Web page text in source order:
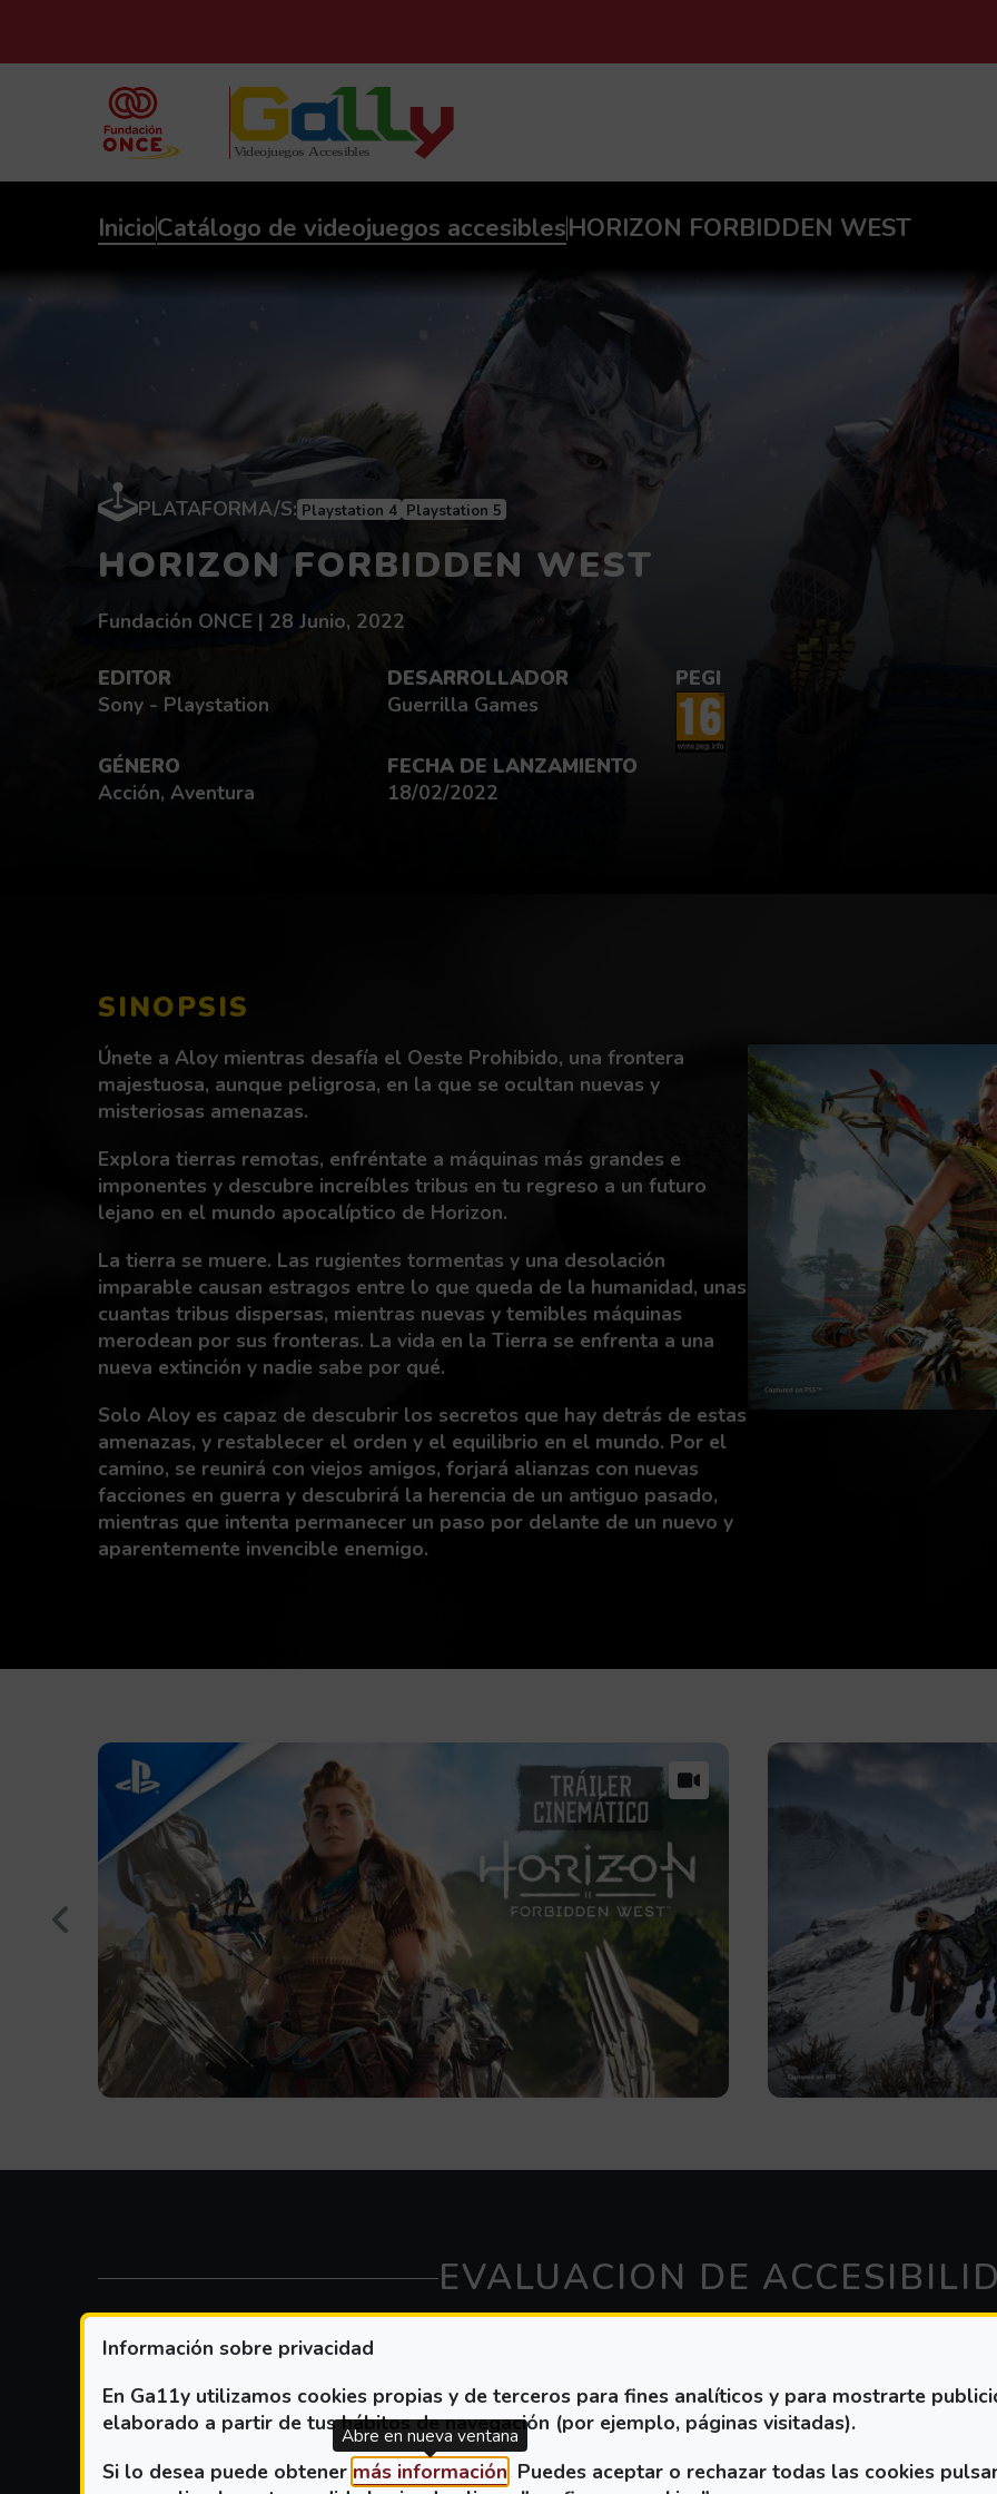
Información sobre privacidad
En Ga11y utilizamos cookies propias y de terceros para fines analíticos y para mostrarte
elaborado a partir de tus hábitos de navegación (por ejemplo, páginas visitadas).
Si lo desea puede obtener más información(Abre en nueva ventana)
. Puedes aceptar o rechazar todas las cookies
Abre en nueva ventana
InicioCatálogo de videojuegos accesiblesHORIZON FORBIDDEN WEST
HORIZON FORBIDDEN WEST
PLATAFORMA/S: Playstation 4 Playstation 5
Redactado por:
Fundación ONCE | fecha de publicación:
28 Junio, 2022
EDITOR
Sony - Playstation
DESARROLLADOR
Guerrilla Games
PEGI
GÉNERO
Acción, Aventura
FECHA DE LANZAMIENTO
18/02/2022
SINOPSIS
Únete a Aloy mientras desafía el Oeste Prohibido, una frontera
majestuosa, aunque peligrosa, en la que se ocultan nuevas y
misteriosas amenazas.
Explora tierras remotas, enfréntate a máquinas más grandes e
imponentes y descubre increíbles tribus en tu regreso a un futuro
lejano en el mundo apocalíptico de Horizon.
La tierra se muere. Las rugientes tormentas y una desolación
imparable causan estragos entre lo que queda de la humanidad, unas
cuantas tribus dispersas, mientras nuevas y temibles máquinas
merodean por sus fronteras. La vida en la Tierra se enfrenta a una
nueva extinción y nadie sabe por qué.
Solo Aloy es capaz de descubrir los secretos que hay detrás de estas
amenazas, y restablecer el orden y el equilibrio en el mundo. Por el
camino, se reunirá con viejos amigos, forjará alianzas con nuevas
facciones en guerra y descubrirá la herencia de un antiguo pasado,
mientras que intenta permanecer un paso por delante de un nuevo y
aparentemente invencible enemigo.
Retroceder
EVALUACION DE
PLATAFORMA
Información:
Seleccione cualquierPlataforma, seleccione losperfiles de prestación funcional y